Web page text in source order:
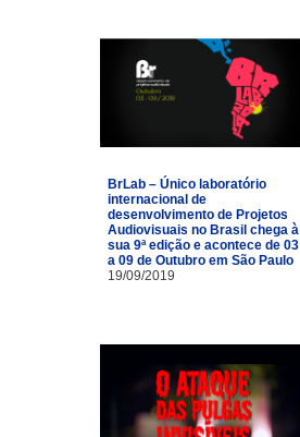
BrLab – Único laboratório
internacional de
desenvolvimento de Projetos
Audiovisuais no Brasil chega à
sua 9ª edição e acontece de 03
a 09 de Outubro em São Paulo
19/09/2019